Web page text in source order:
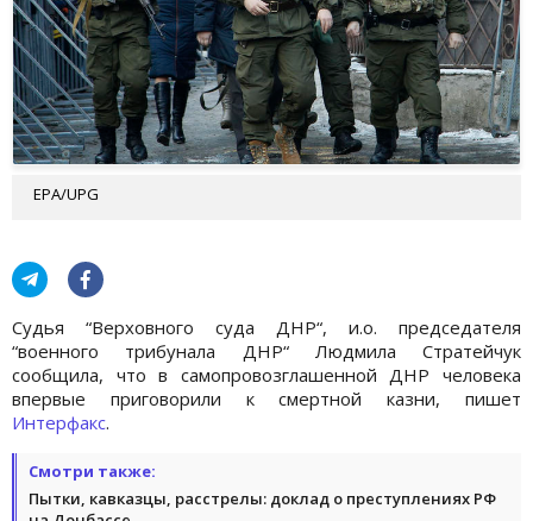
EPA/UPG
Судья “Верховного суда ДНР“, и.о. председателя
“военного трибунала ДНР“ Людмила Стратейчук
сообщила, что в самопровозглашенной ДНР человека
впервые приговорили к смертной казни, пишет
Интерфакс.
Смотри также:
Пытки, кавказцы, расстрелы: доклад о преступлениях РФ